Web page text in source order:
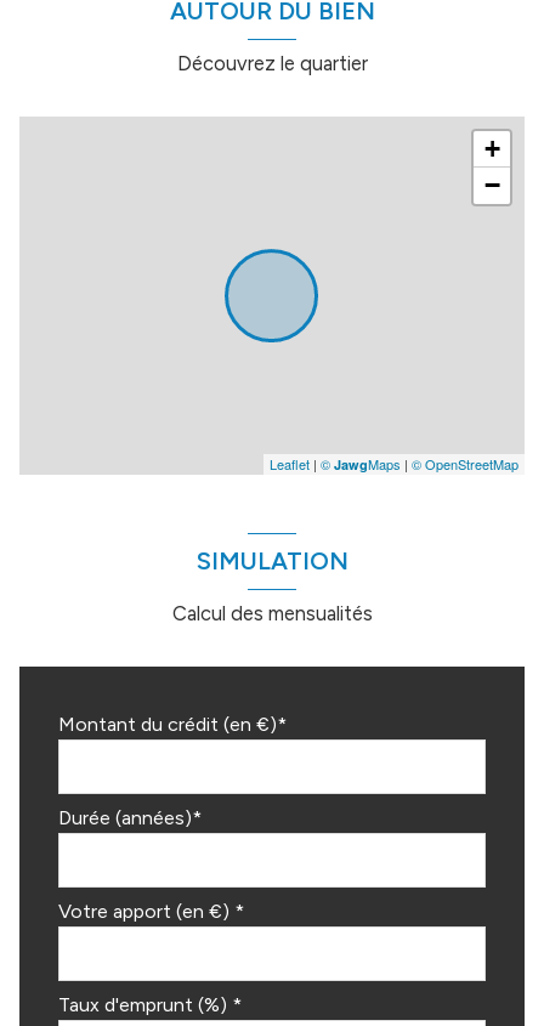
AUTOUR DU BIEN
Découvrez le quartier
+
−
Leaflet | © JawgMaps | © OpenStreetMap
SIMULATION
Calcul des mensualités
Montant du crédit (en €)*
Durée (années)*
Votre apport (en €) *
Taux d'emprunt (%) *